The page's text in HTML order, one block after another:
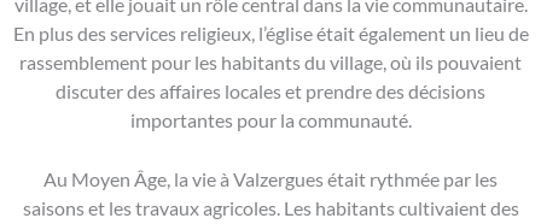
village, et elle jouait un rôle central dans la vie communautaire.
En plus des services religieux, l’église était également un lieu de
rassemblement pour les habitants du village, où ils pouvaient
discuter des affaires locales et prendre des décisions
importantes pour la communauté.
Au Moyen Âge, la vie à Valzergues était rythmée par les
saisons et les travaux agricoles. Les habitants cultivaient des